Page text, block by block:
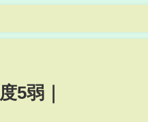
5弱｜